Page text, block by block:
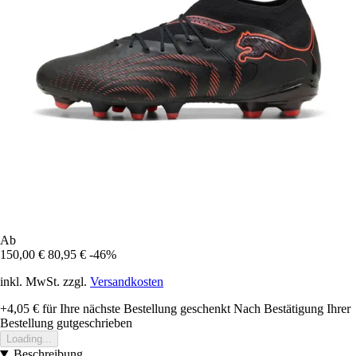
Ab
150,00 € 80,95 € -46%
inkl. MwSt. zzgl. Versandkosten
+4,05 € für Ihre nächste Bestellung geschenkt Nach Bestätigung Ihrer
Bestellung gutgeschrieben
Loading...